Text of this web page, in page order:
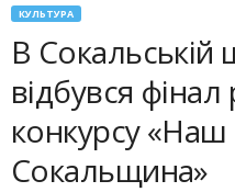
КУЛЬТУРА
В
відбувся
конкурсу «Наш
Сокальщина»